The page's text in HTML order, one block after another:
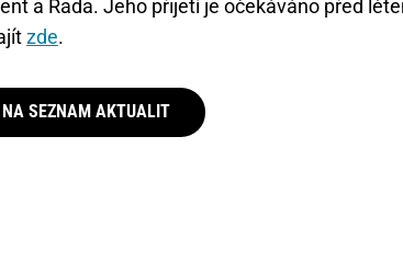
a Rada. Jeho přijetí je očekáváno před
zde.
SEZNAM AKTUALIT